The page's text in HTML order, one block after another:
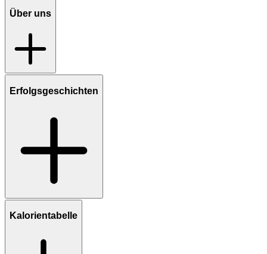
Über uns
Erfolgsgeschichten
Kalorientabelle